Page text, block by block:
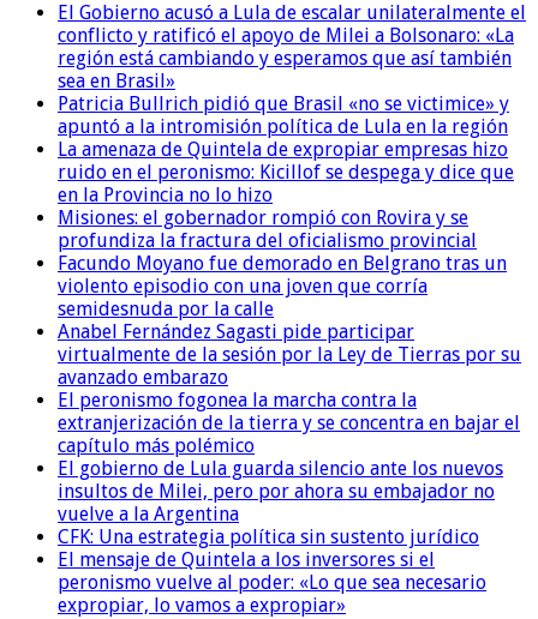
El Gobierno acusó a Lula de escalar unilateralmente el
conflicto y ratificó el apoyo de Milei a Bolsonaro: «La
región está cambiando y esperamos que así también
sea en Brasil»
Patricia Bullrich pidió que Brasil «no se victimice» y
apuntó a la intromisión política de Lula en la región
La amenaza de Quintela de expropiar empresas hizo
ruido en el peronismo: Kicillof se despega y dice que
en la Provincia no lo hizo
Misiones: el gobernador rompió con Rovira y se
profundiza la fractura del oficialismo provincial
Facundo Moyano fue demorado en Belgrano tras un
violento episodio con una joven que corría
semidesnuda por la calle
Anabel Fernández Sagasti pide participar
virtualmente de la sesión por la Ley de Tierras por su
avanzado embarazo
El peronismo fogonea la marcha contra la
extranjerización de la tierra y se concentra en bajar el
capítulo más polémico
El gobierno de Lula guarda silencio ante los nuevos
insultos de Milei, pero por ahora su embajador no
vuelve a la Argentina
CFK: Una estrategia política sin sustento jurídico
El mensaje de Quintela a los inversores si el
peronismo vuelve al poder: «Lo que sea necesario
expropiar, lo vamos a expropiar»